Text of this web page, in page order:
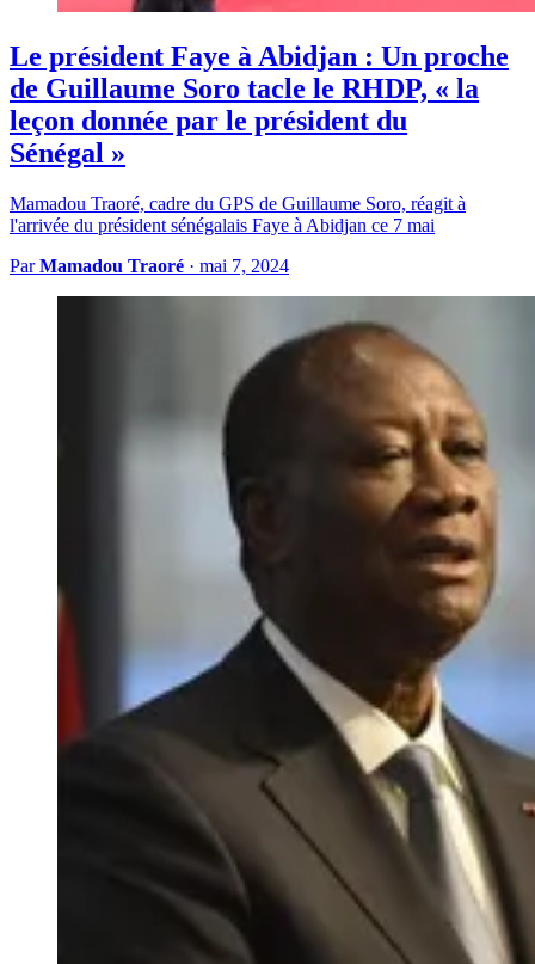
Le président Faye à Abidjan : Un proche
de Guillaume Soro tacle le RHDP, « la
leçon donnée par le président du
Sénégal »
Mamadou Traoré, cadre du GPS de Guillaume Soro, réagit à
l'arrivée du président sénégalais Faye à Abidjan ce 7 mai
ParMamadou Traoré · mai 7, 2024